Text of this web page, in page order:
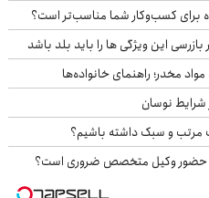
برای کسب‌وکار شما مناسب‌تر است؟
این ویژگی ها را باید بلد باشد
نوسان
و سبک داشته باشیم؟
حضور وکیل متخصص ضروری است؟